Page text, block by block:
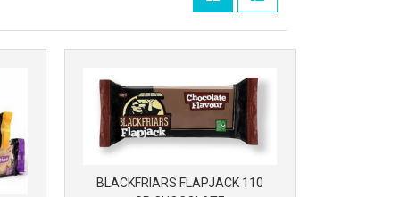
BLACKFRIARS FLAPJACK 110